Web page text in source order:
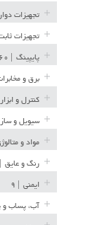
تجهیزات دوار
تجهیزات
پایپینگ
برق و
کنترل و
سیویل و
مواد و
رنگ و عایق
ایمنی
آب، پساب و